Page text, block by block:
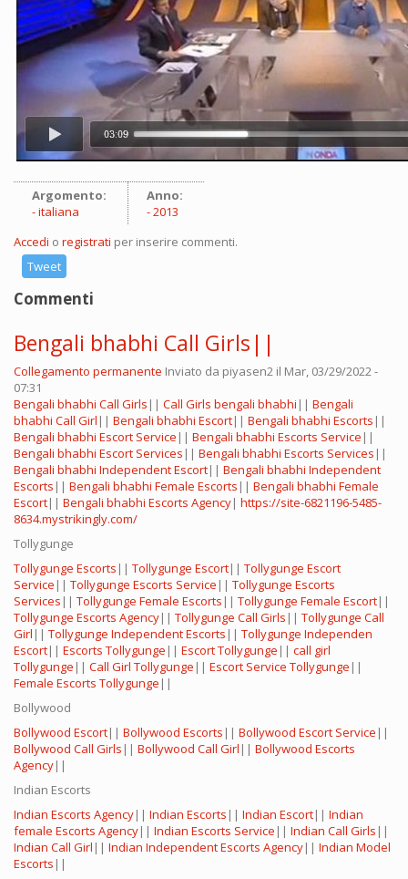
Argomento:
italiana
Anno:
2013
Accedi o registrati per inserire commenti.
Tweet
Commenti
Bengali bhabhi Call Girls||
Collegamento permanente Inviato da piyasen2 il Mar, 03/29/2022 -
07:31
Bengali bhabhi Call Girls || Call Girls bengali bhabhi || Bengali
bhabhi Call Girl || Bengali bhabhi Escort|| Bengali bhabhi Escorts ||
Bengali bhabhi Escort Service || Bengali bhabhi Escorts Service ||
Bengali bhabhi Escort Services || Bengali bhabhi Escorts Services ||
Bengali bhabhi Independent Escort|| Bengali bhabhi Independent
Escorts || Bengali bhabhi Female Escorts || Bengali bhabhi Female
Escort|| Bengali bhabhi Escorts Agency| https://site-6821196-5485-
8634.mystrikingly.com/
Tollygunge
Tollygunge Escorts || Tollygunge Escort|| Tollygunge Escort
Service || Tollygunge Escorts Service || Tollygunge Escorts
Services || Tollygunge Female Escorts || Tollygunge Female Escort||
Tollygunge Escorts Agency|| Tollygunge Call Girls || Tollygunge Call
Girl || Tollygunge Independent Escorts || Tollygunge Independen
Escort|| Escorts Tollygunge || Escort Tollygunge || call girl
Tollygunge || Call Girl Tollygunge || Escort Service Tollygunge ||
Female Escorts Tollygunge ||
Bollywood
Bollywood Escort|| Bollywood Escorts || Bollywood Escort Service ||
Bollywood Call Girls || Bollywood Call Girl || Bollywood Escorts
Agency||
Indian Escorts
Indian Escorts Agency|| Indian Escorts || Indian Escort|| Indian
female Escorts Agency|| Indian Escorts Service || Indian Call Girls ||
Indian Call Girl || Indian Independent Escorts Agency|| Indian Model
Escorts ||